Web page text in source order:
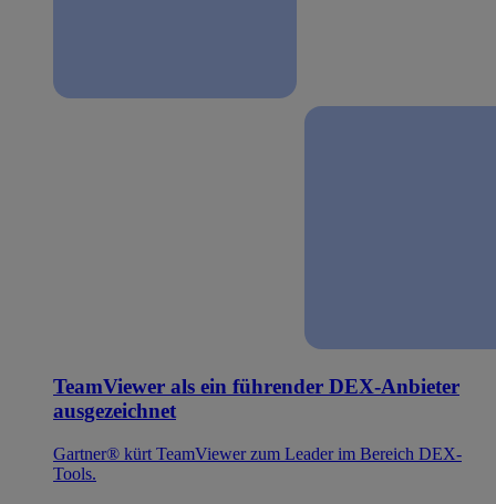
TeamViewer als ein führender DEX-Anbieter
ausgezeichnet
Gartner® kürt TeamViewer zum Leader im Bereich DEX-
Tools.